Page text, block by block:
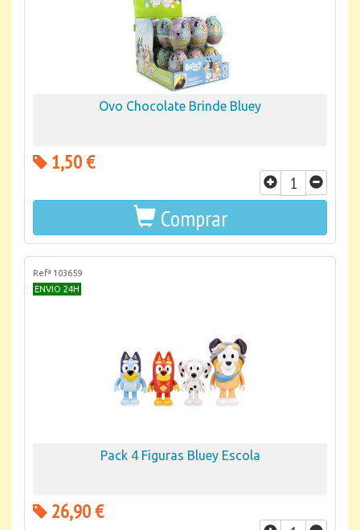
Ovo Chocolate Brinde Bluey
1,50 €
Comprar
Refª 103659
ENVIO 24H
Pack 4 Figuras Bluey Escola
26,90 €